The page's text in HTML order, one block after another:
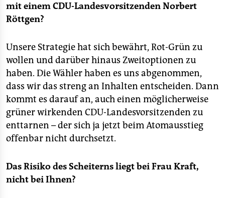
mit einem CDU-Landesvorsitzenden Norbert
Röttgen?
Unsere Strategie hat sich bewährt, Rot-Grün zu
wollen und darüber hinaus Zweitoptionen zu
haben. Die Wähler haben es uns abgenommen,
dass wir das streng an Inhalten entscheiden. Dann
kommt es darauf an, auch einen möglicherweise
grüner wirkenden CDU-Landesvorsitzenden zu
enttarnen – der sich ja jetzt beim Atomausstieg
offenbar nicht durchsetzt.
Das Risiko des Scheiterns liegt bei Frau Kraft,
nicht bei Ihnen?